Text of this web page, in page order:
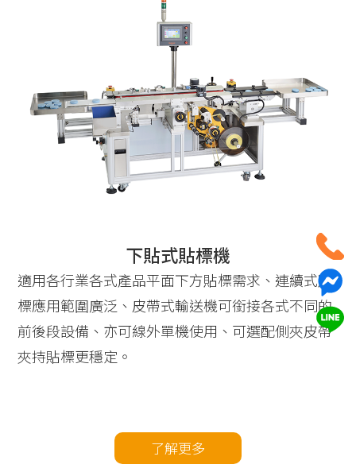
下貼式貼標機
適用各行業各式產品平面下方貼標需求、連續式貼
標應用範圍廣泛、皮帶式輸送機可銜接各式不同的
前後段設備、亦可線外單機使用、可選配側夾皮帶
夾持貼標更穩定。
了解更多